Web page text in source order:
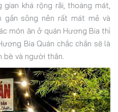
khá rộng rãi, thoáng mát,
gần sông nên rất mát mẻ và
món ăn ở quán Hương Bia thì
Bia Quán chắc chắn sẽ là
bè và người thân.